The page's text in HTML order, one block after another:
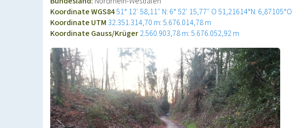
Koordinate WGS8451° 12′ 58,11″ N: 6° 52′ 15,77″ O51,21614°N: 6,87105°O
Koordinate UTM 32.351.314,70 m: 5.676.014,78 m
Koordinate Gauss/Krüger2.560.903,78 m: 5.676.052,92 m